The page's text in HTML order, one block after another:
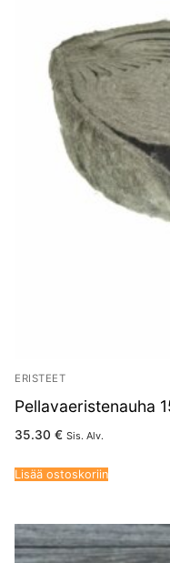
ERISTEET
Pellavaeristenauha
35.30 € Sis. Alv.
Lisää ostoskoriin